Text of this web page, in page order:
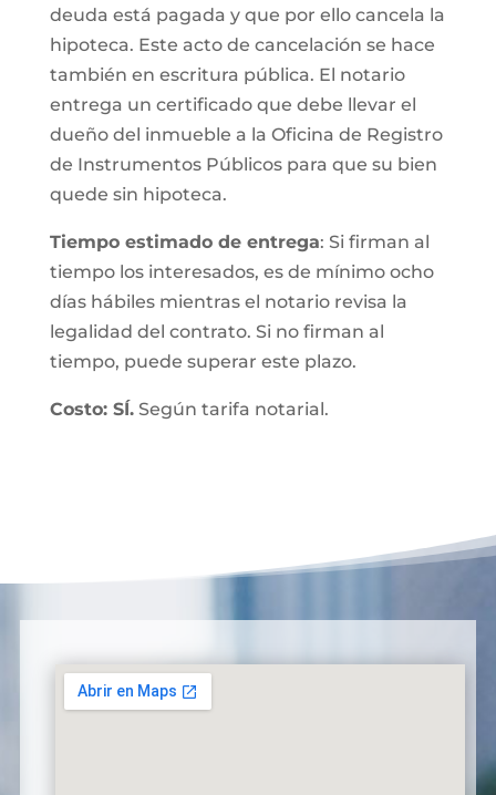
deuda está pagada y que por ello cancela la
hipoteca. Este acto de cancelación se hace
también en escritura pública. El notario
entrega un certificado que debe llevar el
dueño del inmueble a la Oficina de Registro
de Instrumentos Públicos para que su bien
quede sin hipoteca.
Tiempo estimado de entrega: Si firman al
tiempo los interesados, es de mínimo ocho
días hábiles mientras el notario revisa la
legalidad del contrato. Si no firman al
tiempo, puede superar este plazo.
Costo: SÍ.Según tarifa notarial.